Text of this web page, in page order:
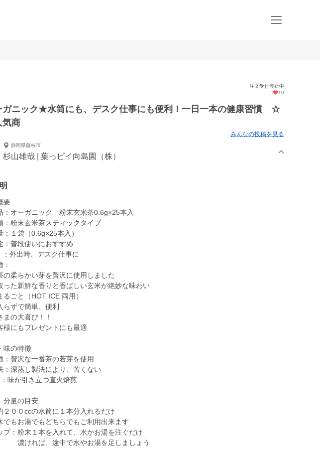
注文受付停止中
10
ニック★水筒にも、デスク仕事にも便利！一日一本の健康習慣 ☆
気商
みんなの投稿を見る
静岡県藤枝市
杉山雄哉 | 葉っピイ向島園（株）
要
ーガニック 粉末玄米茶0.6g×25本入
末玄米茶スティックタイプ
袋（0.6g×25本入）
普段使いにおすすめ
：外出時、デスク仕事に
の柔らかい芽を贅沢に使用しました
った新鮮な香りと香ばしい玄米が絶妙な味わい
るごと（HOT ICE 両用）
らずで簡単、便利
まの大喜び！！
様にもプレゼントにも最適
味の特徴
沢な一番茶の若芽を使用
蒸し製法により、苦くない
味が引き立つ直火焙煎
分量の目安
２００ccの水筒に１本分入れるだけ
お湯でもどちらでもご利用出来ます
プ：粉末１本を入れて、水かお湯を注ぐだけ
ば、途中で水やお湯を足しましょう